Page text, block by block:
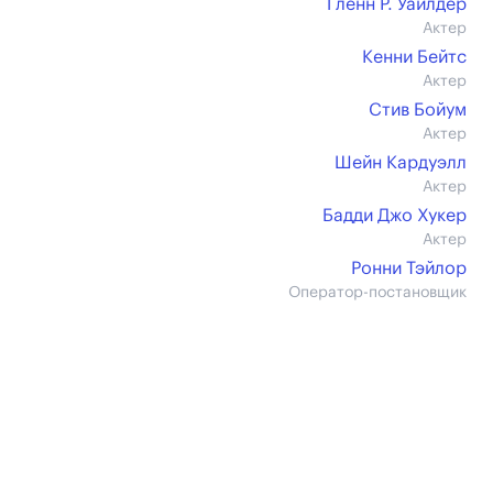
Гленн Р. Уайлдер
Актер
Кенни Бейтс
Актер
Стив Бойум
Актер
Шейн Кардуэлл
Актер
Бадди Джо Хукер
Актер
Ронни Тэйлор
Оператор-постановщик